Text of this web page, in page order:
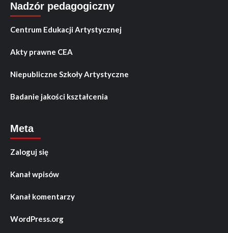
Nadzór pedagogiczny
Centrum Edukacji Artystycznej
Akty prawne CEA
Niepubliczne Szkoły Artystyczne
Badanie jakości kształcenia
Meta
Zaloguj się
Kanał wpisów
Kanał komentarzy
WordPress.org